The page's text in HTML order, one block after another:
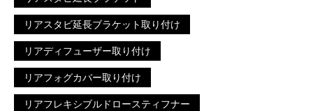
リアスタビ延長ブラケット取り付け
リアディフューザー取り付け
リアフォグカバー取り付け
リアフレキシブルドロースティフナー